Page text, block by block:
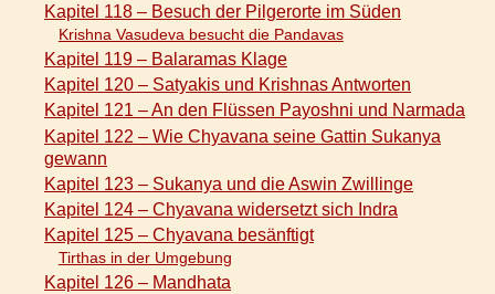
Kapitel 118 – Besuch der Pilgerorte im Süden
Krishna Vasudeva besucht die Pandavas
Kapitel 119 – Balaramas Klage
Kapitel 120 – Satyakis und Krishnas Antworten
Kapitel 121 – An den Flüssen Payoshni und Narmada
Kapitel 122 – Wie Chyavana seine Gattin Sukanya
gewann
Kapitel 123 – Sukanya und die Aswin Zwillinge
Kapitel 124 – Chyavana widersetzt sich Indra
Kapitel 125 – Chyavana besänftigt
Tirthas in der Umgebung
Kapitel 126 – Mandhata